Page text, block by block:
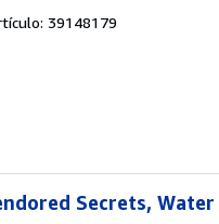
39148179
Secrets, Water